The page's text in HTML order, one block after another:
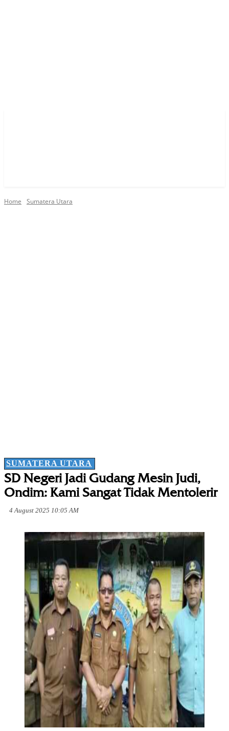
Home Sumatera Utara
SUMATERA UTARA
SD Negeri Jadi Gudang Mesin Judi,
Ondim: Kami Sangat Tidak Mentolerir
4 August 2025 10:05 AM